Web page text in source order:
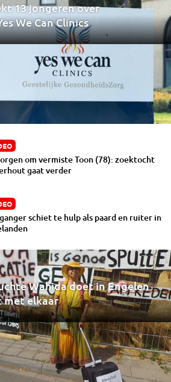
13 jongeren over
We Can Clinics
om vermiste Toon (78): zoektocht
gaat verder
schiet te hulp als paard en ruiter in
Wahida doet in Engelen
met elkaar